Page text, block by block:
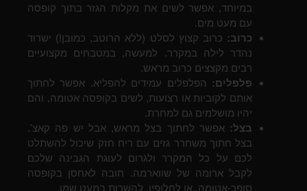
במיוחד, אפשר לשים את מקלות הגזר בתוך קופסה
עם מעט מים.
כרוב: כרוב קצוץ לסלט (ללא הרוטב, כמובן!) ישרוד
נהדר לילה במקרר. למעשה, במטבחים מקצועיים
רבים מקצצים כרוב מראש.
פלפלים:
הפלפלים עמידים להפליא. אפשר לחתוך
אותם לקוביות או רצועות, לשים בקופסה אטומה, והם
יהיו מושלמים גם למחרת.
בצל: אפשר לחתוך בצל מראש, אבל יש פה קאצ'.
בצל חתוך משחרר גזים עם ריח חזק שיכול להשתלט
לכם על כל המקרר ולגרום לעוגת הגבינה שלכם
לקבל ארומה של שווארמה. חובה לאחסן בקופסה
סופר-אטומה, או לחלופין, להשרות במעט שמן.